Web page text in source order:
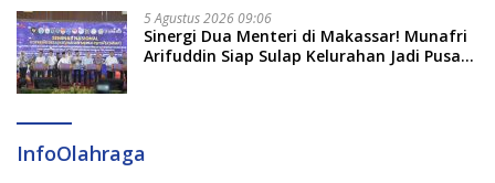
5 Agustus 2026 09:06
Sinergi Dua Menteri di Makassar! Munafri
Arifuddin Siap Sulap Kelurahan Jadi Pusat
InfoOlahraga